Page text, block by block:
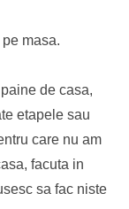
masa.
de casa,
etapele sau
care nu am
facuta in
sa fac niste